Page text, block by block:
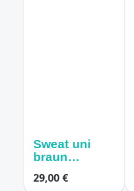
Sweat uni
braun
29,00 €